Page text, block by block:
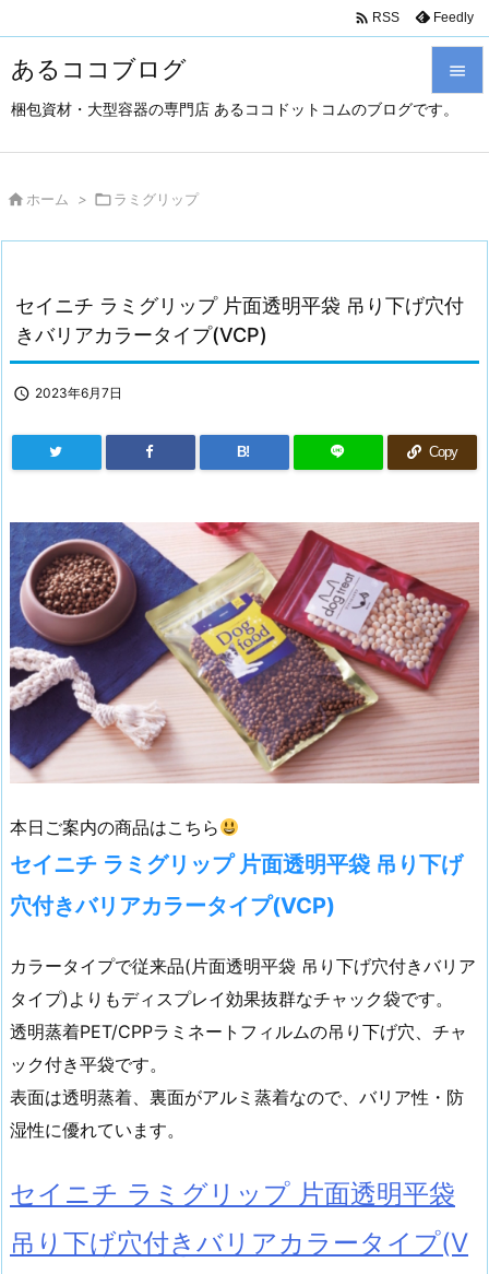
あるココブログ
梱包資材・大型容器の専門店 あるココドットコムのブログです。


次へ
検索
 RSS Feedly
 ホーム > ラミグリップ
セイニチ ラミグリップ 片面透明平袋 吊り下げ穴付
きバリアカラータイプ(VCP)
 2023年6月7日
B! Copy
本日ご案内の商品はこちら
セイニチ ラミグリップ 片面透明平袋 吊り下げ
穴付きバリアカラータイプ(VCP)
カラータイプで従来品(片面透明平袋 吊り下げ穴付きバリア
タイプ)よりもディスプレイ効果抜群なチャック袋です。
透明蒸着PET/CPPラミネートフィルムの吊り下げ穴、チャ
ック付き平袋です。
表面は透明蒸着、裏面がアルミ蒸着なので、バリア性・防
湿性に優れています。
セイニチ ラミグリップ 片面透明平袋
吊り下げ穴付きバリアカラータイプ(V